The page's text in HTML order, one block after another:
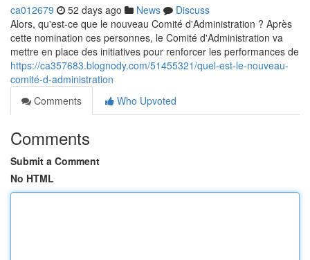
ca012679 52 days ago News
Discuss
Alors, qu'est-ce que le nouveau Comité d'Administration ? Après
cette nomination ces personnes, le Comité d'Administration va
mettre en place des initiatives pour renforcer les performances de
https://ca357683.blognody.com/51455321/quel-est-le-nouveau-
comité-d-administration
Comments
Who Upvoted
Comments
Submit a Comment
No HTML